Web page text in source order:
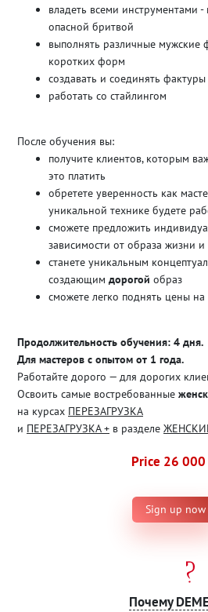
владеть всеми
опасной бритвой
выполнять различные мужские
коротких форм
создавать и соединять фактуры
работать со стайлингом
После обучения вы:
получите клиентов, которым
это платить
обретете уверенность как
уникальной технике будете
сможете предложить
зависимости от образа жизни
станете уникальным
создающим дорогой образ
сможете легко поднять цены на
Продолжительность обучения: 4 дня.
Для мастеров с опытом от 1 года.
Работайте дорого — для дорогих
Освоить самые востребованные
на курсах ПЕРЕЗАГРУЗКА
и ПЕРЕЗАГРУЗКА + в разделе
Price 26
Sign up now
Почему